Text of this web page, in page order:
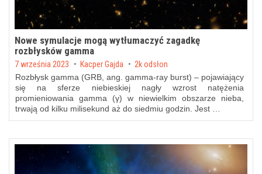
Nowe symulacje mogą wytłumaczyć zagadkę
rozbłysków gamma
Posted on
7 września 2023 byKacper Gajda 2k odsłon
Rozbłysk gamma (GRB, ang. gamma-ray burst) – pojawiający
się na sferze niebieskiej nagły wzrost natężenia
promieniowania gamma (γ) w niewielkim obszarze nieba,
trwają od kilku milisekund aż do siedmiu godzin. Jest …